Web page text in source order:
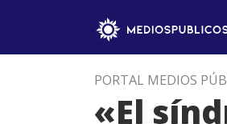
PORTAL MEDIOS
«El